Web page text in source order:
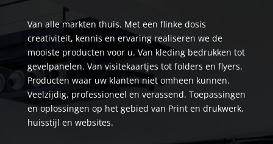
Van alle markten thuis. Met een flinke dosis
creativiteit, kennis en ervaring realiseren we de
mooiste producten voor u. Van kleding bedrukken tot
gevelpanelen. Van visitekaartjes tot folders en flyers.
Producten waar uw klanten niet omheen kunnen.
Veelzijdig, professioneel en verassend. Toepassingen
en oplossingen op het gebied van Print en drukwerk,
huisstijl en websites.